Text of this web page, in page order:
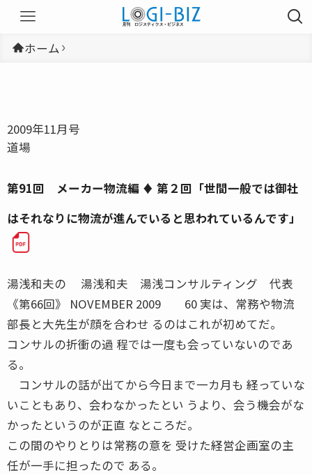
ホーム
2009年11月号
道場
第91回 メーカー物流編 ♦ 第２回「世間一般では御社
はそれなりに物流が進んでいると思われているんです」
湯浅和夫の 湯浅和夫 湯浅コンサルティング 代表
《第66回》 NOVEMBER 2009 60 実は、常務や物流
部長と大先生が顔を合わせ るのはこれが初めてだ。
コンサルの折衝の過 程では一度も会っていないのであ
る。
コンサルの話が出てから今日まで一カ月も 経っていな
いこともあり、会わなかったとい うより、会う機会がな
かったというのが正直 なところだ。
この間のやりとりは常務の意を 受けた経営企画室の主
任が一手に担ったので ある。